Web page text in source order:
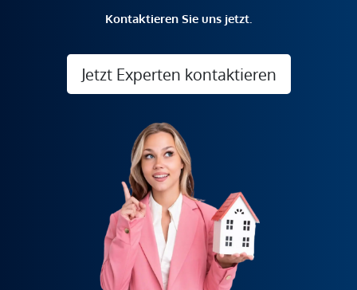
Kontaktieren Sie uns jetzt.
Jetzt Experten kontaktieren